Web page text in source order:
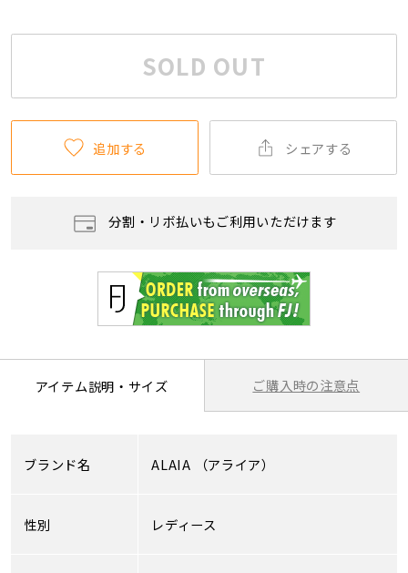
SOLD OUT
追加する シェアする
分割・リボ払いもご利用いただけます
アイテム説明・サイズ ご購入時の注意点
ブランド名 ALAIA （アライア）
性別 レディース